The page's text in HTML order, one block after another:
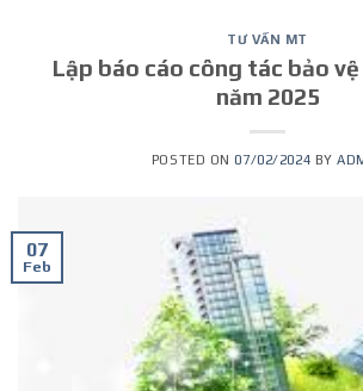
TƯ VẤN MT
Lập báo cáo công tác bảo
năm 2025
POSTED ON 07/02/2024 BY
07
Feb